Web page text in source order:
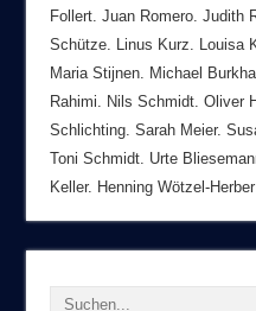
Follert. Juan Romero. Judith
Schütze. Linus Kurz. Louisa
Maria Stijnen. Michael
Rahimi. Nils Schmidt. Oliver
Schlichting. Sarah Meier.
Toni Schmidt. Urte
Keller. Henning Wötzel-Herber